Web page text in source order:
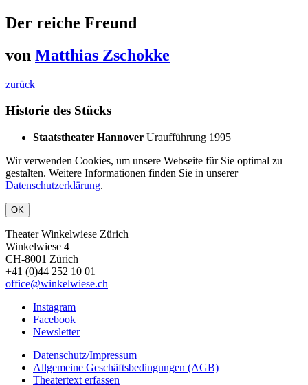
Der reiche Freund
von Matthias Zschokke
zurück
Historie des Stücks
Staatstheater Hannover Uraufführung 1995
Wir verwenden Cookies, um unsere Webseite für Sie optimal zu
gestalten. Weitere Informationen finden Sie in unserer
Datenschutzerklärung.
OK
Theater Winkelwiese Zürich
Winkelwiese 4
CH-8001 Zürich
+41 (0)44 252 10 01
office@winkelwiese.ch
Instagram
Facebook
Newsletter
Datenschutz/Impressum
Allgemeine Geschäftsbedingungen (AGB)
Theatertext erfassen